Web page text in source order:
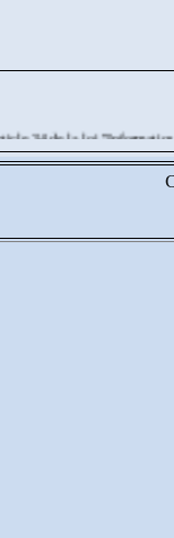
34 de la loi
qui vous concernent.
ce droit ou si vous ne